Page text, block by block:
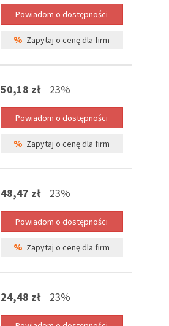
% Zapytaj o cenę dla firm
50,18 zł 23%
% Zapytaj o cenę dla firm
48,47 zł 23%
% Zapytaj o cenę dla firm
24,48 zł 23%